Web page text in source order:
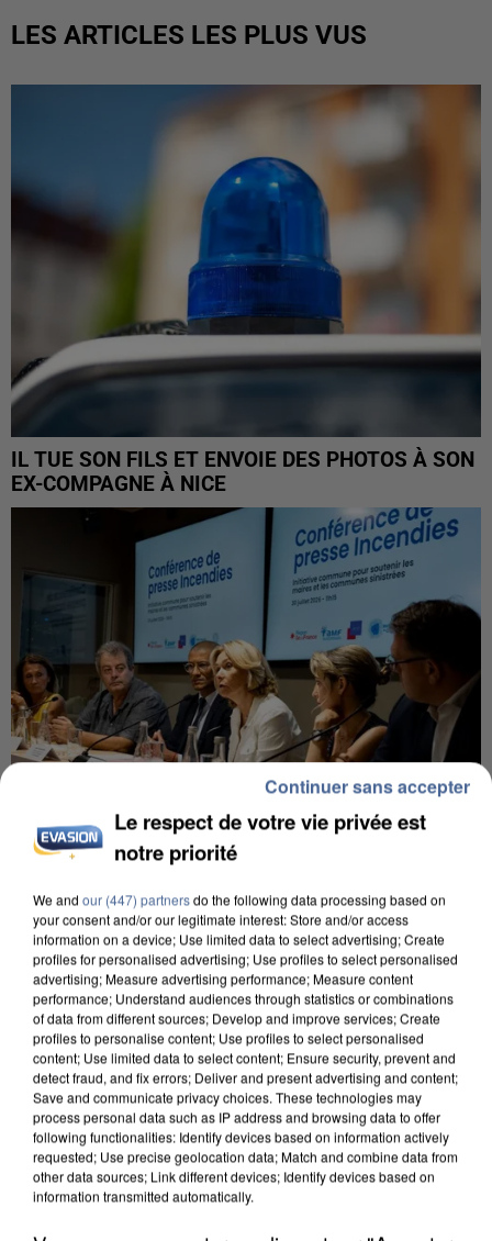
LES ARTICLES LES PLUS VUS
IL TUE SON FILS ET ENVOIE DES PHOTOS À SON
EX-COMPAGNE À NICE
DE SOLIDARITÉ AVEC LES...
Le respect de votre vie privée est
notre priorité
We and our (447) partnersdo the following data processing based on
your consent and/or our legitimate interest: Store and/or access
information on a device; Use limited data to select advertising; Create
profiles for personalised advertising; Use profiles to select personalised
advertising; Measure advertising performance; Measure content
performance; Understand audiences through statistics or combinations
of data from different sources; Develop and improve services; Create
profiles to personalise content; Use profiles to select personalised
content; Use limited data to select content; Ensure security, prevent and
detect fraud, and fix errors; Deliver and present advertising and content;
Save and communicate privacy choices. These technologies may
process personal data such as IP address and browsing data to offer
following functionalities: Identify devices based on information actively
requested; Use precise geolocation data; Match and combine data from
other data sources; Link different devices; Identify devices based on
information transmitted automatically.
Continuer sans accepter